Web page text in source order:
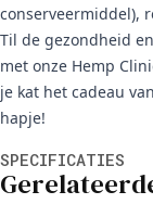
conserveermiddel),
Til de gezondheid
met onze Hemp
je kat het cadeau
hapje!
SPECIFICATIES